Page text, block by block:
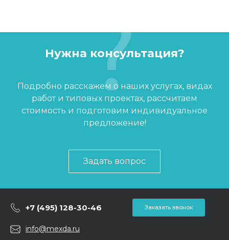
Нужна консультация?
Подробно расскажем о наших услугах, видах
работ и типовых проектах, рассчитаем
стоимость и подготовим индивидуальное
предложение!
Задать вопрос
+7 (495) 128-30-46 Заказать звонок
info@mexda.ru